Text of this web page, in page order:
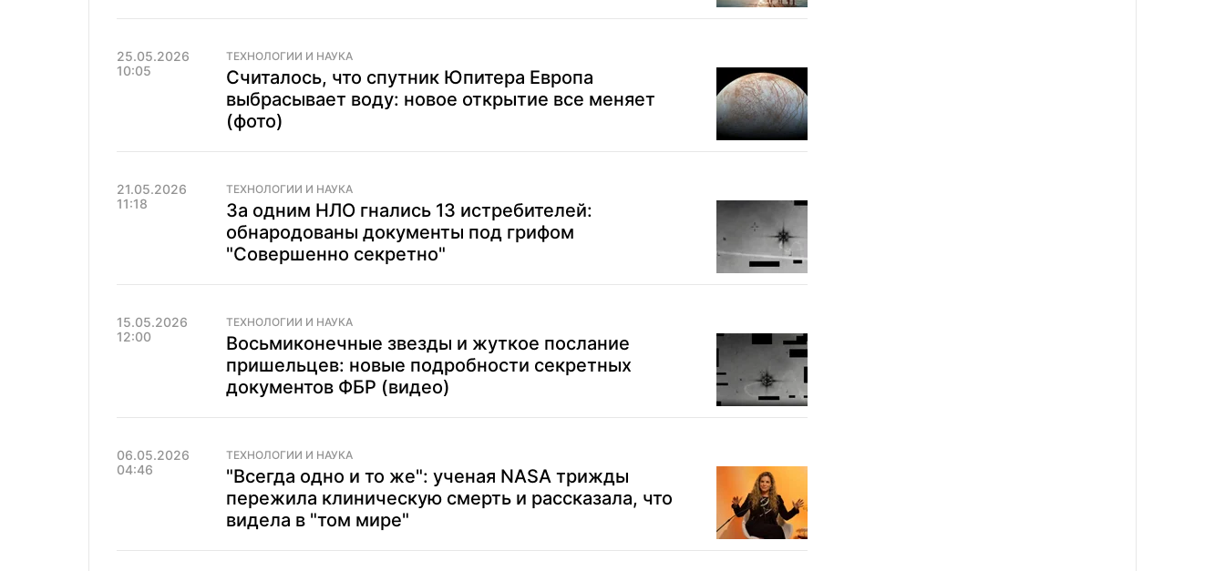
25.05.2026
10:05
ТЕХНОЛОГИИ И НАУКА
Считалось, что спутник Юпитера Европа
выбрасывает воду: новое открытие все меняет
(фото)
21.05.2026
11:18
ТЕХНОЛОГИИ И НАУКА
За одним НЛО гнались 13 истребителей:
обнародованы документы под грифом
"Совершенно секретно"
15.05.2026
12:00
ТЕХНОЛОГИИ И НАУКА
Восьмиконечные звезды и жуткое послание
пришельцев: новые подробности секретных
документов ФБР (видео)
06.05.2026
04:46
ТЕХНОЛОГИИ И НАУКА
"Всегда одно и то же": ученая NASA трижды
пережила клиническую смерть и рассказала, что
видела в "том мире"